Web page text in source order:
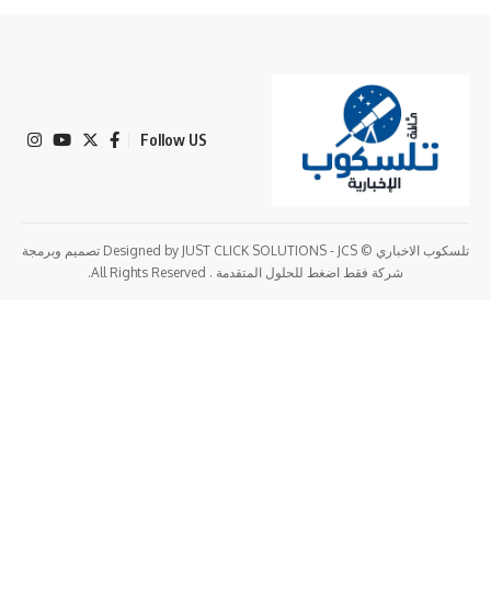
تلسكوب الاخباري © Designed by JUST CLICK SOLUTIONS - JCS تصميم وبرمجة
شركة فقط اضغط للحلول المتقدمة . All Rights Reserved.